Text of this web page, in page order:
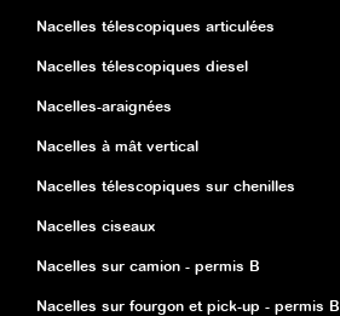
Nacelles télescopiques articulées
Nacelles télescopiques diesel
Nacelles-araignées
Nacelles à mât vertical
Nacelles télescopiques sur chenilles
Nacelles ciseaux
Nacelles sur camion - permis B
Nacelles sur fourgon et pick-up - permis B